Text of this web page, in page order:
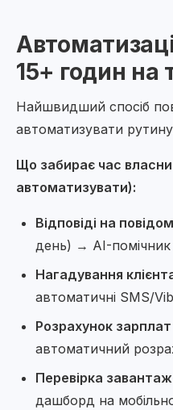
15+ годин на
Найшвидший спосіб
автоматизувати
Що забирає час
автоматизувати):
Відповіді на
день) → AI-помічник
Нагадування
автоматичні SMS/
Розрахунок зарплат
автоматичний
Перевірка
дашборд на